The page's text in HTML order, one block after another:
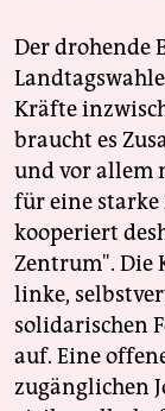
Der drohende
Kräfte
braucht es
und vor allem
für eine starke
kooperiert
Zentrum". Die
linke,
solidarischen
auf. Eine
zugänglichen